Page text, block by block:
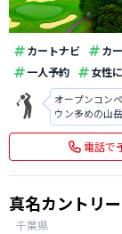
カートナビ カ
一人予約
女性
オープンコン
ウン多めの山
チ練習場(バン
ダウンが多く
ったため、ま
電話で
真名カントリ
千葉県